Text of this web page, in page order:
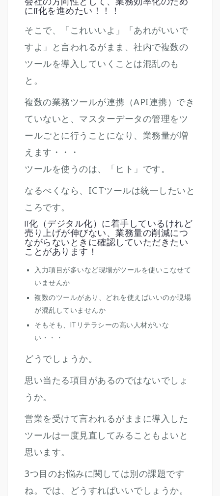
会社の方向性として、業務効率化のため
にIT化を進めたい！！！
そこで、「これいいよ」「あれがいいで
すよ」と言われるがまま、社内で複数の
ツールを導入していくことは混乱のも
と。
複数の業務ツールが連携（API連携）でき
ていないと、マスターデータの管理をツ
ールごとに行うことになり、業務量が増
えます・・・
ツールを使うのは、「ヒト」です。
なるべくなら、ICTツールは統一したいと
ころです。
IT化（デジタル化）に着手しているけれど
売り上げが伸びない、業務量の削減につ
ながらないときに確認していただきたい
ことがあります！
入力項目が多いなど現場がツールを使いこなせて
いませんか
複数のツールがあり、どれを使えばいいのか現場
が混乱していませんか
そもそも、ITリテラシーの高い人材がいな
い・・・
どうでしょうか。
思い当たる項目があるのではないでしょ
うか。
営業を受けて言われるがままに導入した
ツールは一度見直してみることもよいと
思います。
3つ目のお悩みに関しては別の課題です
ね。では、どうすればいいでしょうか。